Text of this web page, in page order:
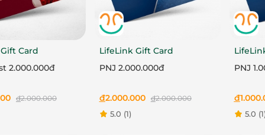
Card
2.000.000đ
đ2.000.000
LifeLink Gift Card
PNJ 2.000.000đ
đ2.000.000 đ2.000.000
5.0 (1)
PNJ
đ
5.0